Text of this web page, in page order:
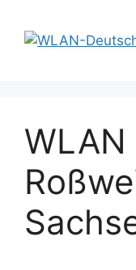
Inhalt
springen